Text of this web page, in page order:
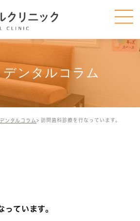
ンタルコラム
ンタルコラム 訪問歯科診療を行なっています。
っています。